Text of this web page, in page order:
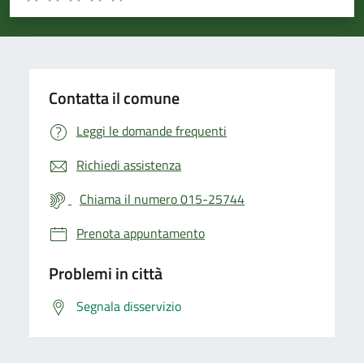
Valuta 5 stelle su 5
Valuta 4 stelle su 5
Valuta 3 stelle su 5
Valuta 2 stelle su 5
Valuta 1 stelle su 5
Contatta il comune
Leggi le domande frequenti
Richiedi assistenza
Chiama il numero 015-25744
Prenota appuntamento
Problemi in città
Segnala disservizio